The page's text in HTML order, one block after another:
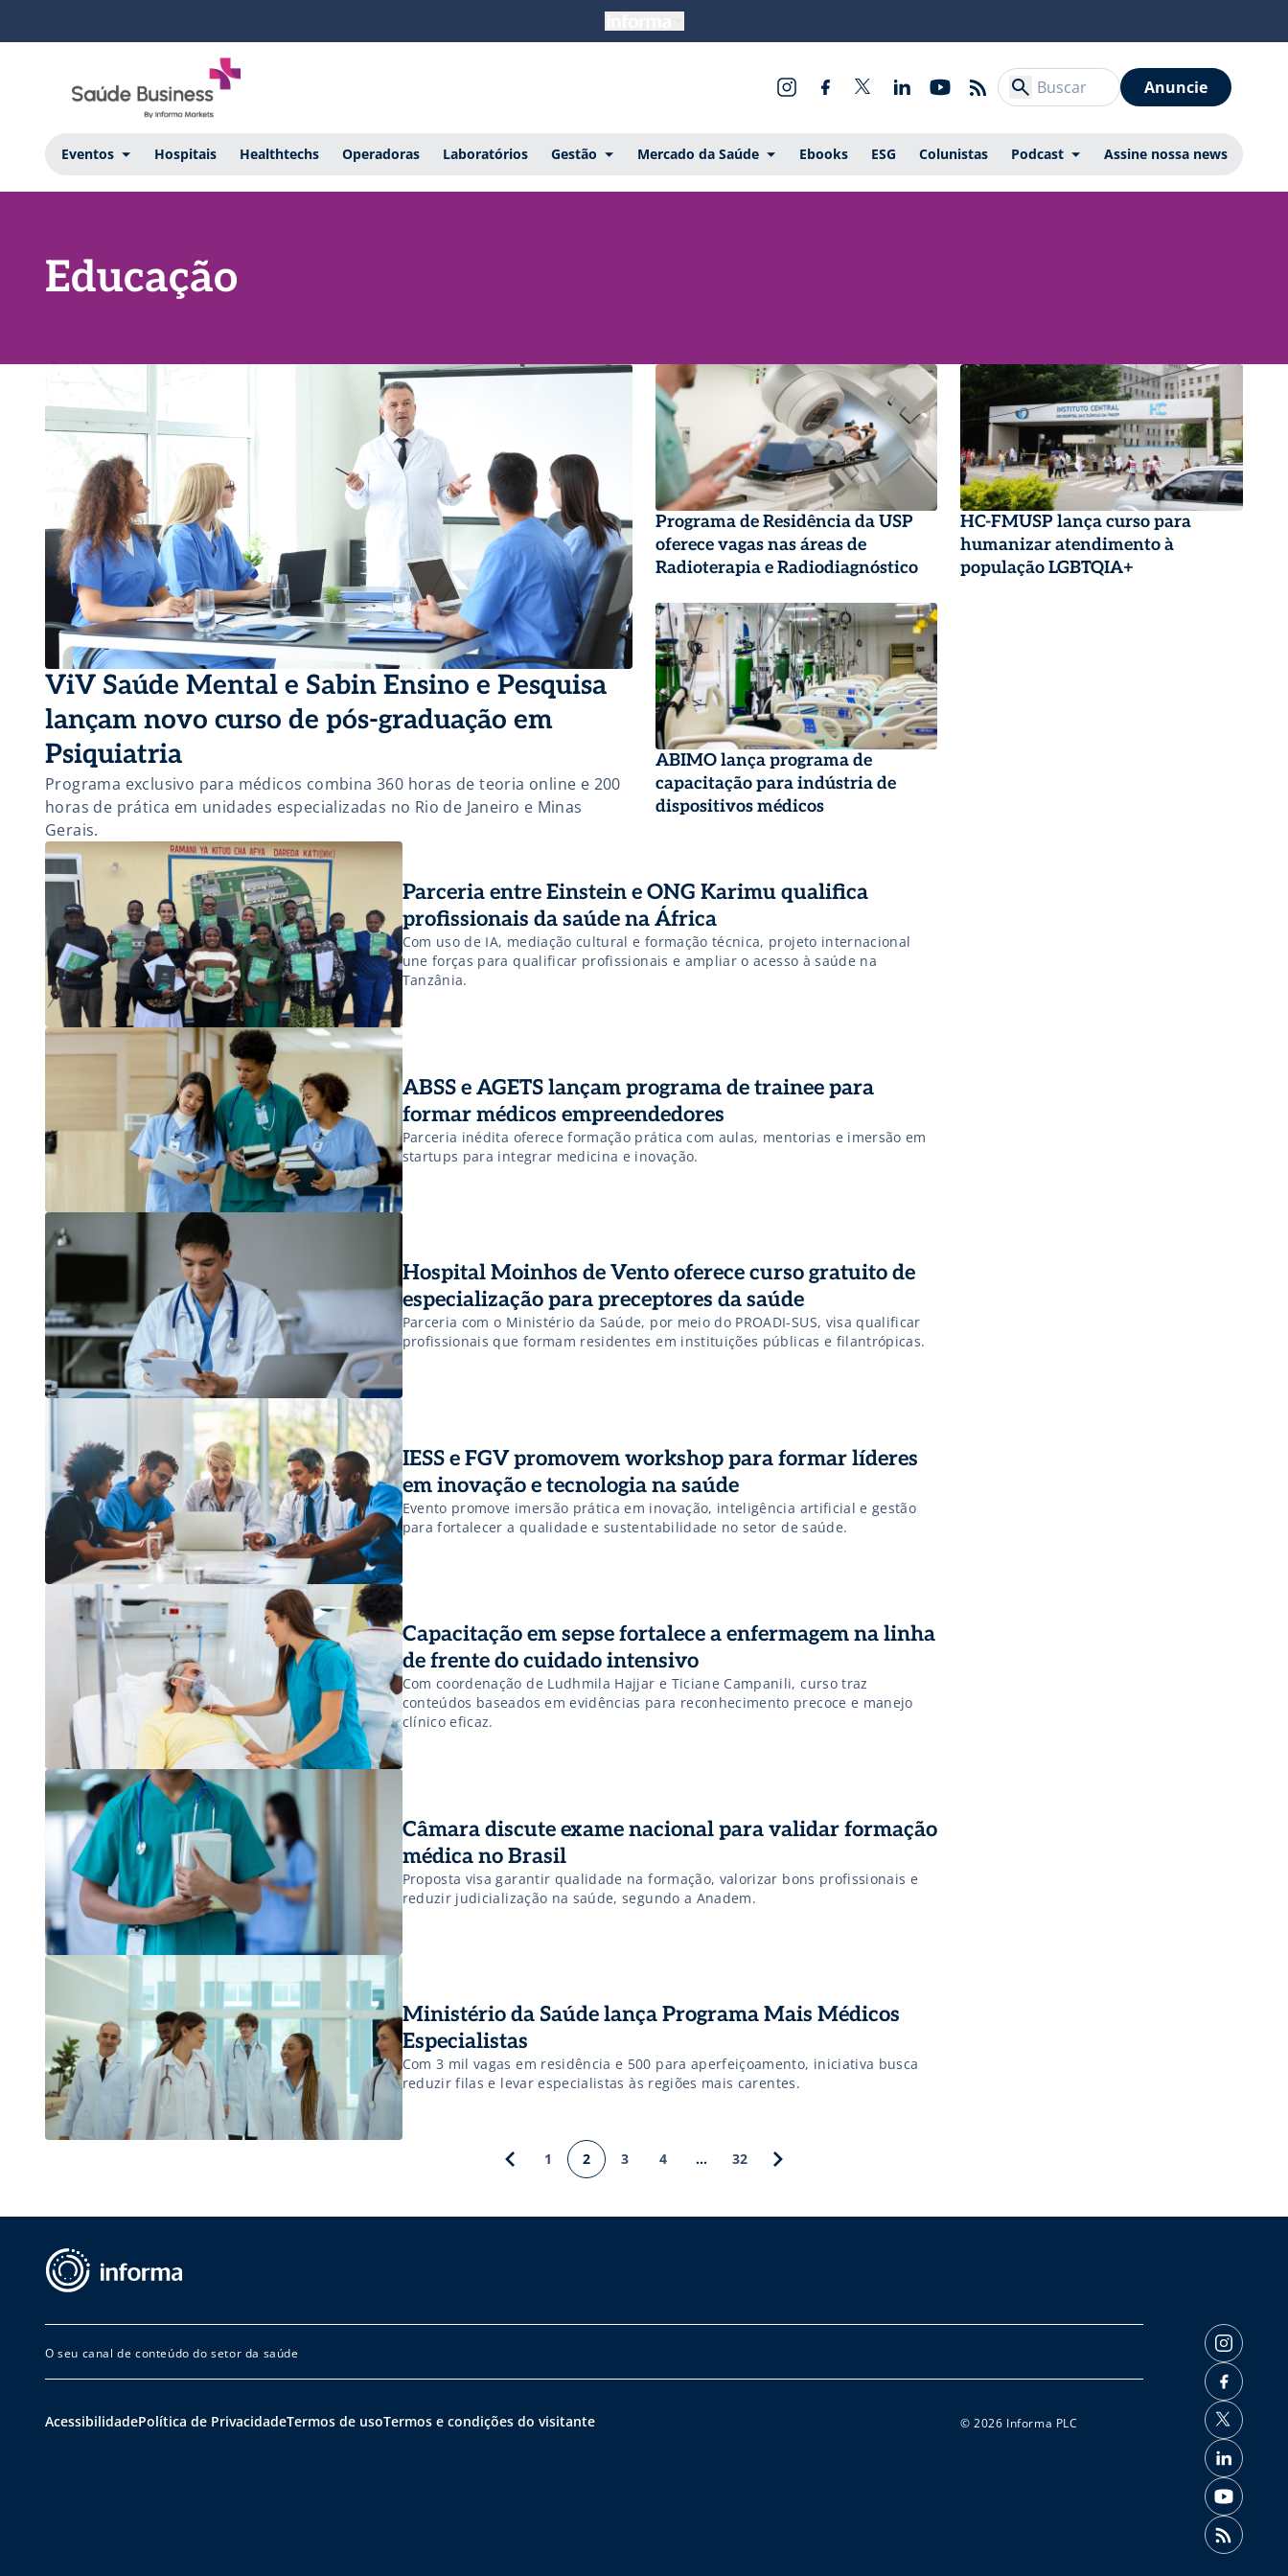
Anuncie
Eventos Hospitais Healthtechs Operadoras Laboratórios Gestão Mercado da Saúde Ebooks ESG Colunistas Podcast Assine nossa news
Educação
ViV Saúde Mental e Sabin Ensino e Pesquisa
lançam novo curso de pós-graduação em
Psiquiatria
Programa exclusivo para médicos combina 360 horas de teoria online e 200
horas de prática em unidades especializadas no Rio de Janeiro e Minas
Gerais.
Programa de Residência da USP
oferece vagas nas áreas de
Radioterapia e Radiodiagnóstico
HC-FMUSP lança curso para
humanizar atendimento à
população LGBTQIA+
ABIMO lança programa de
capacitação para indústria de
dispositivos médicos
Parceria entre Einstein e ONG Karimu qualifica
profissionais da saúde na África
Com uso de IA, mediação cultural e formação técnica, projeto internacional
une forças para qualificar profissionais e ampliar o acesso à saúde na
Tanzânia.
ABSS e AGETS lançam programa de trainee para
formar médicos empreendedores
Parceria inédita oferece formação prática com aulas, mentorias e imersão em
startups para integrar medicina e inovação.
Hospital Moinhos de Vento oferece curso gratuito de
especialização para preceptores da saúde
Parceria com o Ministério da Saúde, por meio do PROADI-SUS, visa qualificar
profissionais que formam residentes em instituições públicas e filantrópicas.
IESS e FGV promovem workshop para formar líderes
em inovação e tecnologia na saúde
Evento promove imersão prática em inovação, inteligência artificial e gestão
para fortalecer a qualidade e sustentabilidade no setor de saúde.
Capacitação em sepse fortalece a enfermagem na linha
de frente do cuidado intensivo
Com coordenação de Ludhmila Hajjar e Ticiane Campanili, curso traz
conteúdos baseados em evidências para reconhecimento precoce e manejo
clínico eficaz.
Câmara discute exame nacional para validar formação
médica no Brasil
Proposta visa garantir qualidade na formação, valorizar bons profissionais e
reduzir judicialização na saúde, segundo a Anadem.
Ministério da Saúde lança Programa Mais Médicos
Especialistas
Com 3 mil vagas em residência e 500 para aperfeiçoamento, iniciativa busca
reduzir filas e levar especialistas às regiões mais carentes.
1 2 3 4 … 32
O seu canal de conteúdo do setor da saúde
AcessibilidadePolítica de PrivacidadeTermos de usoTermos e condições do visitante © 2026 Informa PLC